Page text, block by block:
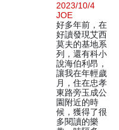
2023/10/4
JOE
好多年前，在
好讀發現艾西
莫夫的基地系
列，還有科小
說海伯利昂，
讓我在年輕歲
月，住在忠孝
東路旁玉成公
園附近的時
候，獲得了很
多閱讀的樂